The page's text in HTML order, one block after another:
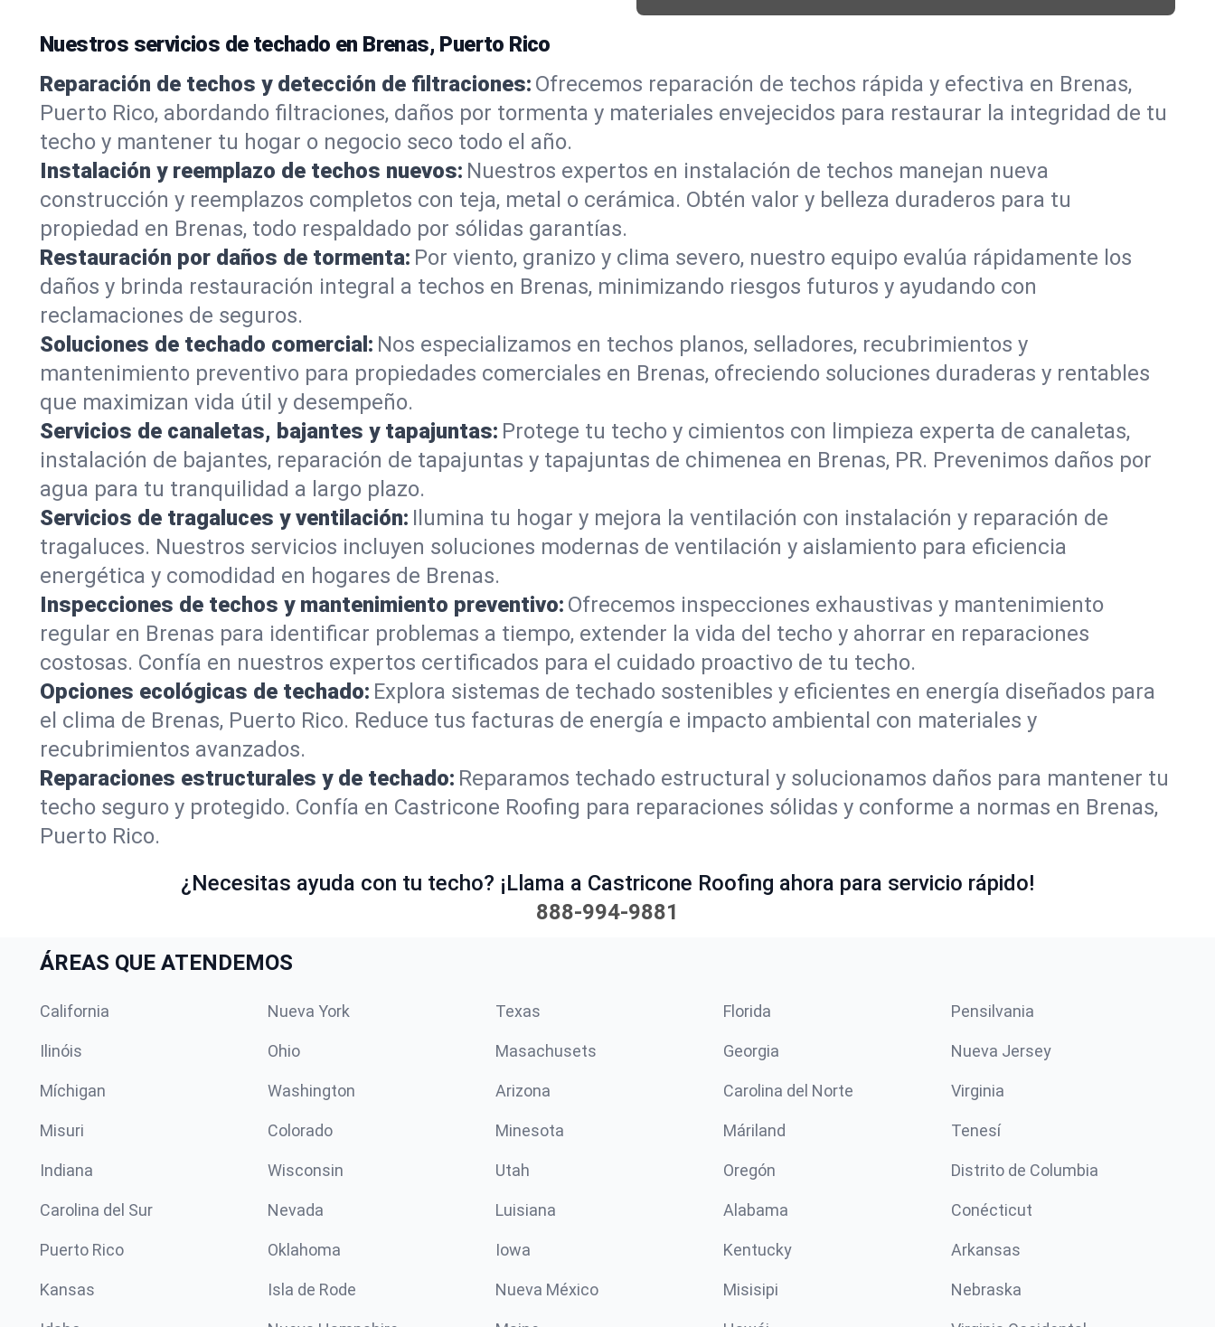
Nuestros servicios de techado en Brenas, Puerto Rico
Reparación de techos y detección de filtraciones: Ofrecemos reparación de techos rápida y efectiva en Brenas,
Puerto Rico, abordando filtraciones, daños por tormenta y materiales envejecidos para restaurar la integridad de tu
techo y mantener tu hogar o negocio seco todo el año.
Instalación y reemplazo de techos nuevos: Nuestros expertos en instalación de techos manejan nueva
construcción y reemplazos completos con teja, metal o cerámica. Obtén valor y belleza duraderos para tu
propiedad en Brenas, todo respaldado por sólidas garantías.
Restauración por daños de tormenta: Por viento, granizo y clima severo, nuestro equipo evalúa rápidamente los
daños y brinda restauración integral a techos en Brenas, minimizando riesgos futuros y ayudando con
reclamaciones de seguros.
Soluciones de techado comercial: Nos especializamos en techos planos, selladores, recubrimientos y
mantenimiento preventivo para propiedades comerciales en Brenas, ofreciendo soluciones duraderas y rentables
que maximizan vida útil y desempeño.
Servicios de canaletas, bajantes y tapajuntas: Protege tu techo y cimientos con limpieza experta de canaletas,
instalación de bajantes, reparación de tapajuntas y tapajuntas de chimenea en Brenas, PR. Prevenimos daños por
agua para tu tranquilidad a largo plazo.
Servicios de tragaluces y ventilación: Ilumina tu hogar y mejora la ventilación con instalación y reparación de
tragaluces. Nuestros servicios incluyen soluciones modernas de ventilación y aislamiento para eficiencia
energética y comodidad en hogares de Brenas.
Inspecciones de techos y mantenimiento preventivo: Ofrecemos inspecciones exhaustivas y mantenimiento
regular en Brenas para identificar problemas a tiempo, extender la vida del techo y ahorrar en reparaciones
costosas. Confía en nuestros expertos certificados para el cuidado proactivo de tu techo.
Opciones ecológicas de techado: Explora sistemas de techado sostenibles y eficientes en energía diseñados para
el clima de Brenas, Puerto Rico. Reduce tus facturas de energía e impacto ambiental con materiales y
recubrimientos avanzados.
Reparaciones estructurales y de techado: Reparamos techado estructural y solucionamos daños para mantener tu
techo seguro y protegido. Confía en Castricone Roofing para reparaciones sólidas y conforme a normas en Brenas,
Puerto Rico.
¿Necesitas ayuda con tu techo? ¡Llama a Castricone Roofing ahora para servicio rápido!
888-994-9881
ÁREAS QUE ATENDEMOS
California Nueva York Texas Florida Pensilvania
Ilinóis Ohio Masachusets Georgia Nueva Jersey
Míchigan Washington Arizona Carolina del Norte Virginia
Misuri Colorado Minesota Máriland Tenesí
Indiana Wisconsin Utah Oregón Distrito de Columbia
Carolina del Sur Nevada Luisiana Alabama Conécticut
Puerto Rico Oklahoma Iowa Kentucky Arkansas
Kansas Isla de Rode Nueva México Misisipi Nebraska